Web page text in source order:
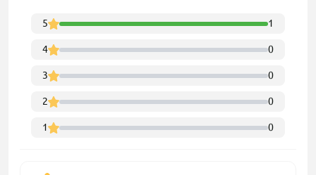
5 1
4 0
3 0
2 0
1 0